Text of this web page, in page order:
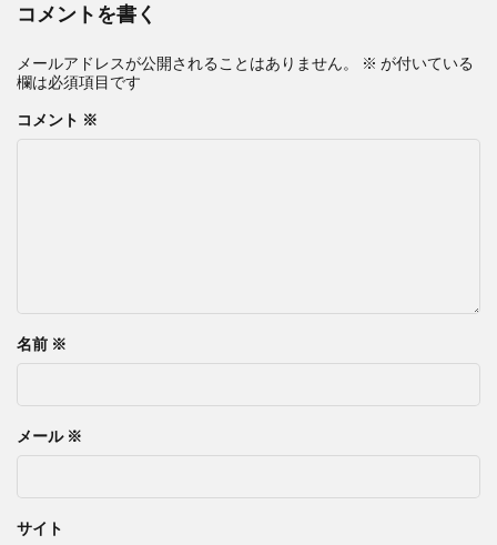
コメントを書く
メールアドレスが公開されることはありません。 ※ が付いている
欄は必須項目です
コメント ※
名前 ※
メール ※
サイト